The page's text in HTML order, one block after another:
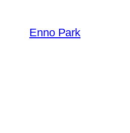
Inhalt
springen
Enno Park